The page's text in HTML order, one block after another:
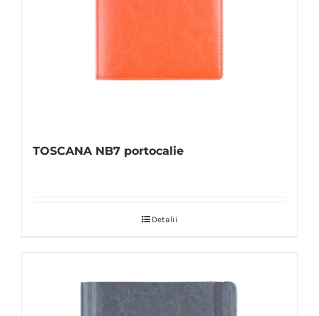
TOSCANA NB7 portocalie
Detalii